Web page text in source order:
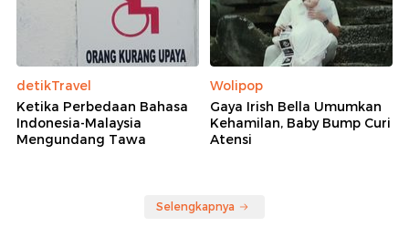
detikTravel
Ketika Perbedaan Bahasa
Indonesia-Malaysia
Mengundang Tawa
Wolipop
Gaya Irish Bella Umumkan
Kehamilan, Baby Bump Curi
Atensi
Selengkapnya